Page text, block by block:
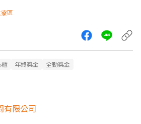
區
櫃 年終獎金 全勤獎金
有限公司